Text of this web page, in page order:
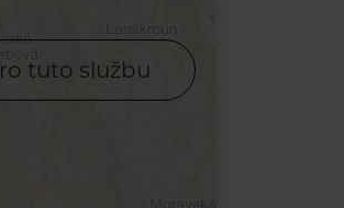
tuto službu